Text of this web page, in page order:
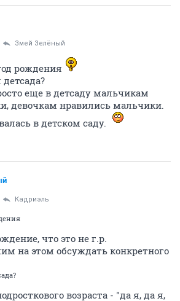
Змей Зелёный
рождения
еще в детсаду мальчикам
девочкам нравились мальчики.
в детском саду.
Кадриэль
что это не г.р.
на этом обсуждать конкретного
возраста - "да я, да я,